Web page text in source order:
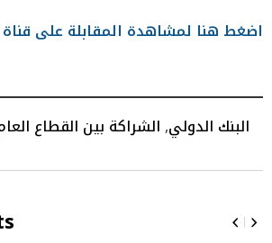
اضغط هنا لمشاهدة المقابلة على قناة
البنك الدولي,الشراكة بين القطاع